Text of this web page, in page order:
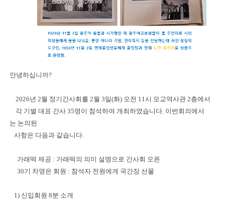
안녕하십니까?
2026년 2월 정기간사회를 2월 3일(화) 오전 11시 모교역사관 2층에서
각 기별 대표 간사 35명이 참석하여 개최하였습니다. 이번회의에서
는 논의된
사항은 다음과 같습니다.
가래떡 제공 : 가래떡의 의미 설명으로 간사회 오픈
30기 차영은 회원 : 참석자 전원에게 국간장 선물
1) 신입회원 8분 소개